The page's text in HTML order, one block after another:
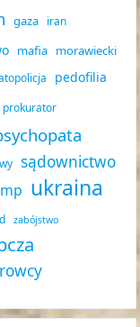
gaza iran
mafia morawiecki
pedofilia
prokurator
sądownictwo
ukraina
zabójstwo